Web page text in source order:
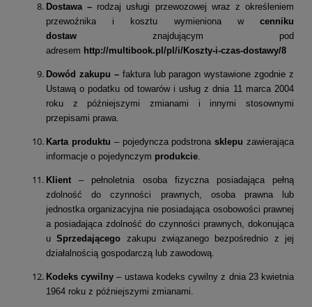
Dostawa – rodzaj usługi przewozowej wraz z określeniem
przewoźnika i kosztu wymieniona w cenniku
dostaw znajdującym pod
adresem http://multibook.pl/pl/i/Koszty-i-czas-dostawy/8
Dowód zakupu –faktura lub paragon wystawione zgodnie z
Ustawą o podatku od towarów i usług z dnia 11 marca 2004
roku z późniejszymi zmianami i innymi stosownymi
przepisami prawa.
Karta produktu – pojedyncza podstronasklepu zawierająca
informacje o pojedynczym produkcie
Klient– pełnoletnia osoba fizyczna posiadająca pełną
zdolność do czynności prawnych, osoba prawna lub
jednostka organizacyjna nie posiadająca osobowości prawnej
a posiadająca zdolność do czynności prawnych, dokonująca
uSprzedającego zakupu związanego bezpośrednio z jej
działalnością gospodarczą lub zawodową.
Kodeks cywilny – ustawa kodeks cywilny z dnia 23 kwietnia
1964 roku z późniejszymi zmianami.